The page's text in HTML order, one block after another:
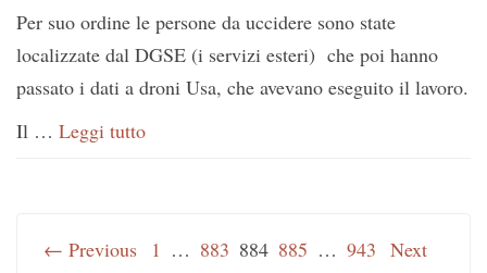
Per suo ordine le persone da uccidere sono state
localizzate dal DGSE (i servizi esteri) che poi hanno
passato i dati a droni Usa, che avevano eseguito il lavoro.
Il … Leggi tutto
← Previous 1 … 883 884 885 … 943 Next